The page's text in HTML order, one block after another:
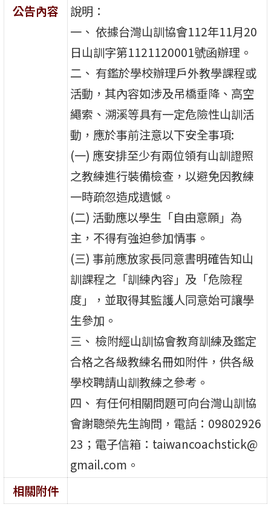
公告內容
說明：
一、 依據台灣山訓協會112年11月20
日山訓字第1121120001號函辦理。
二、 有鑑於學校辦理戶外教學課程或
活動，其內容如涉及吊橋垂降、高空
繩索、溯溪等具有一定危險性山訓活
動，應於事前注意以下安全事項:
(一) 應安排至少有兩位領有山訓證照
之教練進行裝備檢查，以避免因教練
一時疏忽造成遺憾。
(二) 活動應以學生「自由意願」為
主，不得有強迫參加情事。
(三) 事前應放家長同意書明確告知山
訓課程之「訓練內容」及「危險程
度」，並取得其監護人同意始可讓學
生參加。
三、 檢附經山訓協會教育訓練及鑑定
合格之各級教練名冊如附件，供各級
學校聘請山訓教練之參考。
四、 有任何相關問題可向台灣山訓協
會謝聰榮先生詢問，電話：09802926
23；電子信箱：taiwancoachstick@
gmail.com。
相關附件